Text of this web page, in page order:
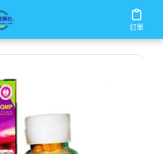
訂單
訂單
中硬久勃膠囊